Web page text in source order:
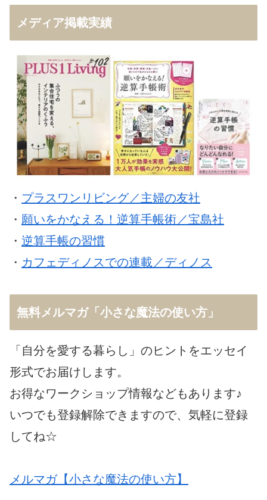
メディア掲載実績
・ プラスワンリビング／主婦の友社
・ 願いをかなえる！逆算手帳術／宝島社
・ 逆算手帳の習慣
・ カフェディノスでの連載／ディノス
無料メルマガ「小さな魔法の使い方」
「自分を愛する暮らし」のヒントをエッセイ
形式でお届けします。
お得なワークショップ情報などもあります♪
いつでも登録解除できますので、気軽に登録
してね☆
メルマガ【小さな魔法の使い方】